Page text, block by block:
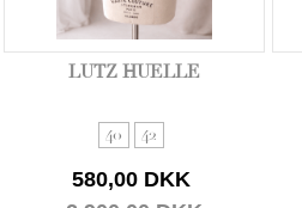
LUTZ HUELLE
40 42
580,00 DKK